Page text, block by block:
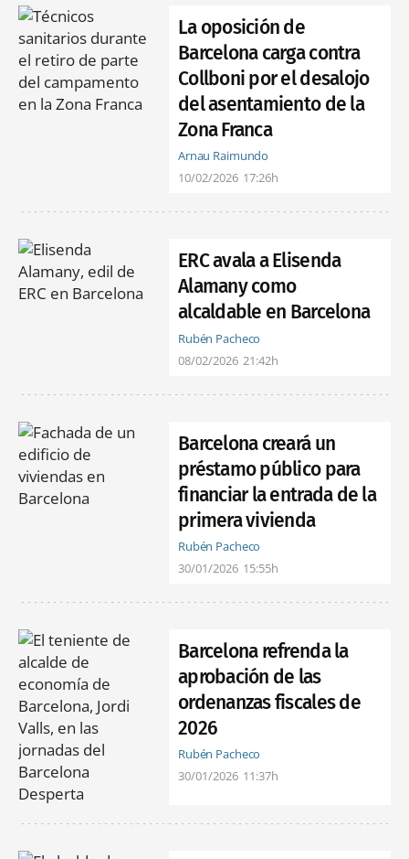
La oposición de
Barcelona carga contra
Collboni por el desalojo
del asentamiento de la
Zona Franca
Arnau Raimundo
10/02/2026 17:26h
ERC avala a Elisenda
Alamany como
alcaldable en Barcelona
Rubén Pacheco
08/02/2026 21:42h
Barcelona creará un
préstamo público para
financiar la entrada de la
primera vivienda
Rubén Pacheco
30/01/2026 15:55h
Barcelona refrenda la
aprobación de las
ordenanzas fiscales de
2026
Rubén Pacheco
30/01/2026 11:37h